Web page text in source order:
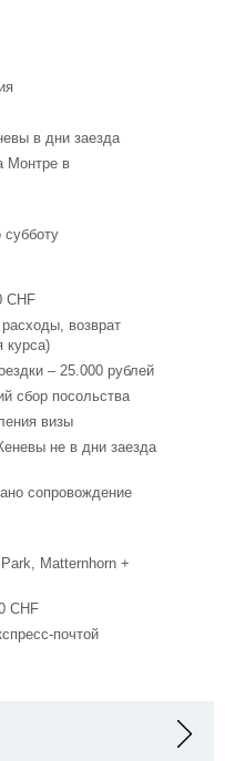
в дни заезда
Монтре в
субботу
CHF
возврат
курса)
– 25.000 рублей
сбор посольства
визы
не в дни заезда
сопровождение
Matternhorn +
CHF
почтой